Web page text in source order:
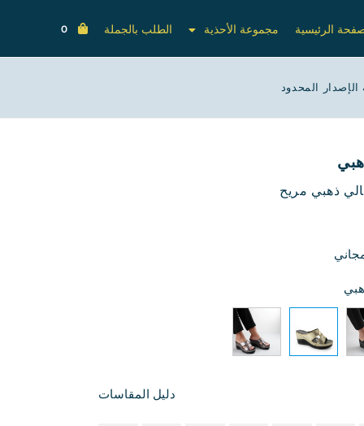
الرئيسية مجموعة الأحذية الطلب بالجملة 0
المحدود
ذهبي مريح
دليل المقاسات